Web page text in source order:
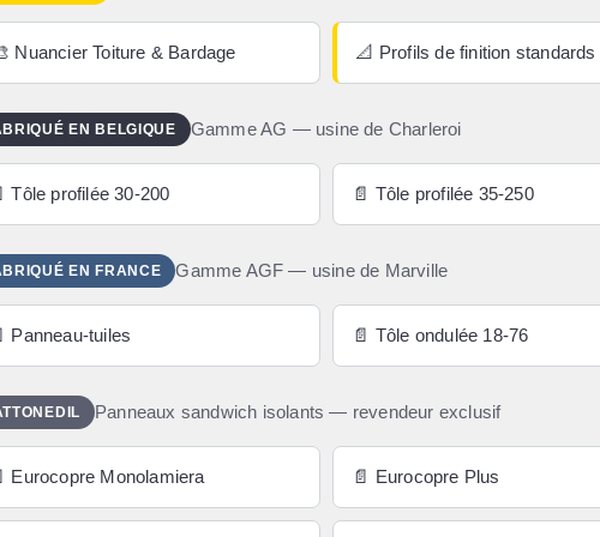
Nuancier Toiture & Bardage 📐 Profils de finition standards
EN BELGIQUE Gamme AG — usine de Charleroi
Tôle profilée 30-200 📄 Tôle profilée 35-250
EN FRANCE Gamme AGF — usine de Marville
Panneau-tuiles 📄 Tôle ondulée 18-76
Panneaux sandwich isolants — revendeur exclusif
Eurocopre Monolamiera 📄 Eurocopre Plus